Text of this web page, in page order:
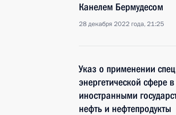
Канелем Бермудесом
28 декабря 2022 года, 21:25
Указ о применении
энергетической сфере
иностранными
нефть и нефтепродукты